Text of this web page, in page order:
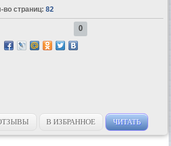
во страниц: 82
0
В ИЗБРАННОЕ ЧИТАТЬ